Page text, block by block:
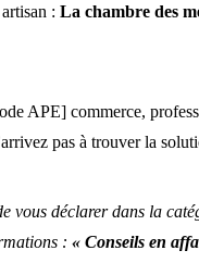
: La chambre des
APE] commerce,
pas à trouver la
vous déclarer dans la
: « Conseils en